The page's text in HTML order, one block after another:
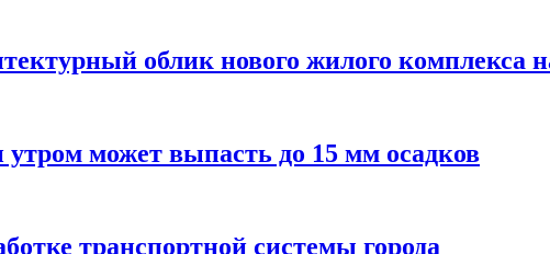
облик нового жилого комплекса
может выпасть до 15 мм осадков
транспортной системы города